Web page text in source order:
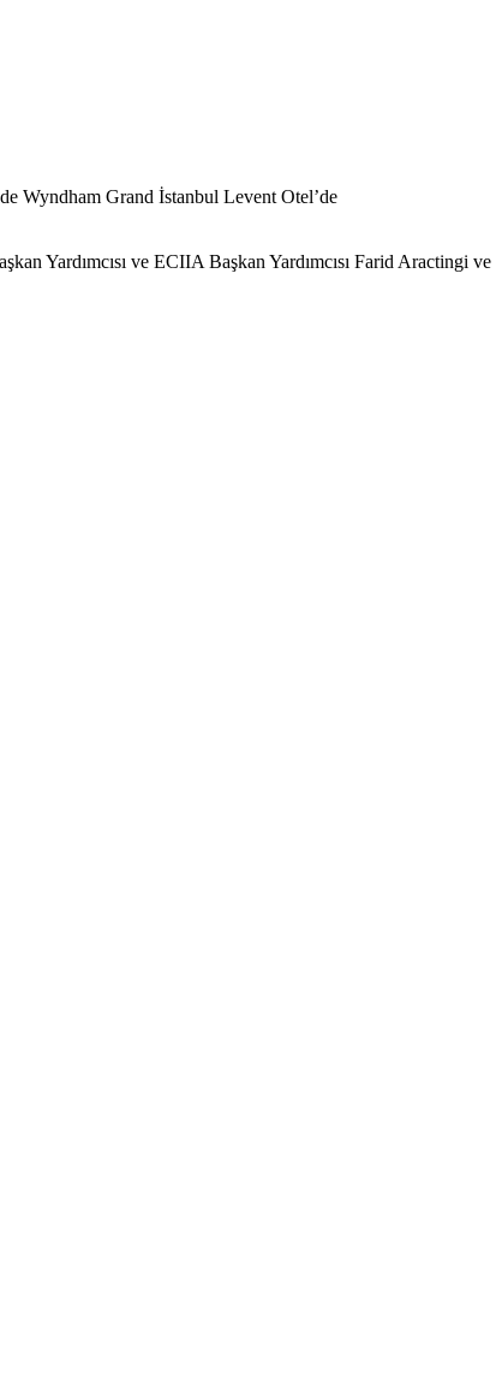
Wyndham Grand İstanbul Levent Otel’de
Yardımcısı ve ECIIA Başkan Yardımcısı Farid Aractingi ve